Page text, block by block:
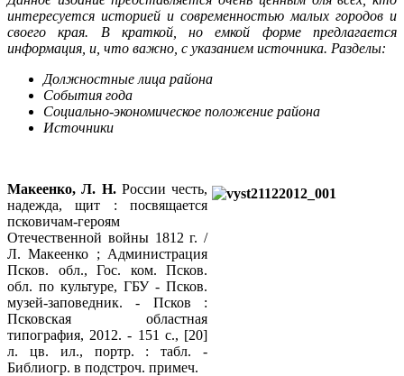
интересуется историей и современностью малых городов и
своего края. В краткой, но емкой форме предлагается
информация, и, что важно, с указанием источника. Разделы:
Должностные лица района
События года
Социально-экономическое положение района
Источники
Макеенко, Л. Н. России честь,
надежда, щит : посвящается
псковичам-героям
Отечественной войны 1812 г. /
Л. Макеенко ; Администрация
Псков. обл., Гос. ком. Псков.
обл. по культуре, ГБУ - Псков.
музей-заповедник. - Псков :
Псковская областная
типография, 2012. - 151 с., [20]
л. цв. ил., портр. : табл. -
Библиогр. в подстроч. примеч.